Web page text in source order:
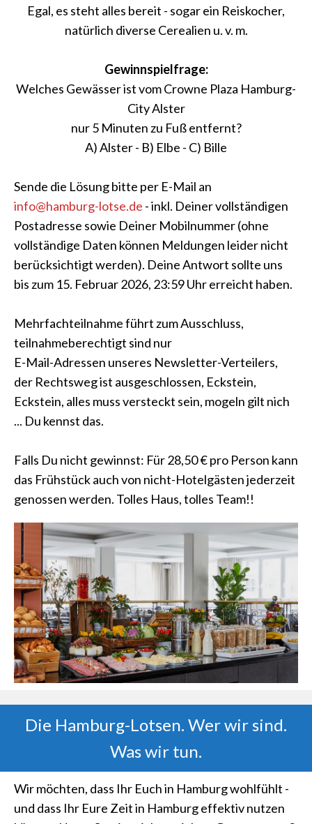
Egal, es steht alles bereit - sogar ein Reiskocher,
natürlich diverse Cerealien u. v. m.
Gewinnspielfrage:
Welches Gewässer ist vom Crowne Plaza Hamburg-
City Alster
nur 5 Minuten zu Fuß entfernt?
A) Alster - B) Elbe - C) Bille
Sende die Lösung bitte per E-Mail an
info@hamburg-lotse.de - inkl. Deiner vollständigen
Postadresse sowie Deiner Mobilnummer (ohne
vollständige Daten können Meldungen leider nicht
berücksichtigt werden). Deine Antwort sollte uns
bis zum 15. Februar 2026, 23:59 Uhr erreicht haben.
Mehrfachteilnahme führt zum Ausschluss,
teilnahmeberechtigt sind nur
E-Mail-Adressen unseres Newsletter-Verteilers,
der Rechtsweg ist ausgeschlossen, Eckstein,
Eckstein, alles muss versteckt sein, mogeln gilt nich
... Du kennst das.
Falls Du nicht gewinnst: Für 28,50 € pro Person kann
das Frühstück auch von nicht-Hotelgästen jederzeit
genossen werden. Tolles Haus, tolles Team!!
Die Hamburg-Lotsen. Wer wir sind.
Was wir tun.
Wir möchten, dass Ihr Euch in Hamburg wohlfühlt -
und dass Ihr Eure Zeit in Hamburg effektiv nutzen